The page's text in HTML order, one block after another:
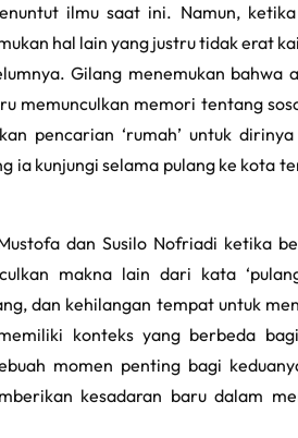
ilmu saat ini. Namun,
hal lain yang justru tidak erat
Gilang menemukan bahwa
memunculkan memori tentang
pencarian ‘rumah’ untuk
ia kunjungi selama pulang ke kota
dan Susilo Nofriadi ketika
makna lain dari kata
dan kehilangan tempat untuk
konteks yang berbeda
momen penting bagi
kesadaran baru dalam